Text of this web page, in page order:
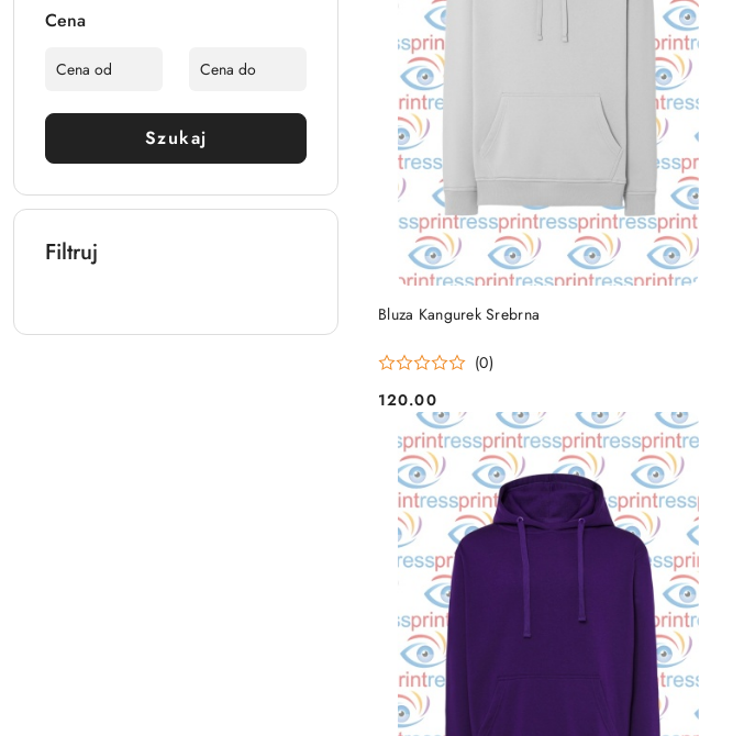
Cena
Szukaj
Filtruj
Bluza Kangurek Srebrna
(0)
Cena:
120.00